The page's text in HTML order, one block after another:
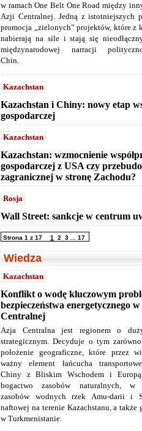
w ramach One Belt One Road między
Azji Centralnej. Jedną z istotniejszych
promocja „zielonych” projektów, które z
nabierają na sile i stają się
międzynarodowej narracji polityczno-
Chin.
Kazachstan
Kazachstan i Chiny: nowy etap
gospodarczej
Kazachstan
Kazachstan: wzmocnienie
gospodarczej z USA czy
zagranicznej w stronę Zachodu?
Rosja
Wall Street: sankcje w centrum
Strona 1 z 17 1 2 3 17
Wiedza
Kazachstan
Konflikt o wodę kluczowym
bezpieczeństwa energetycznego
Centralnej
Azja Centralna jest regionem o
strategicznym. Decyduje o tym
położenie geograficzne, które przez
ważny element łańcucha
Chiny z Bliskim Wschodem i
bogactwo zasobów naturalnych, w
zasobów wodnych rzek Amu-darii i
naftowej na terenie Kazachstanu, a także
w Turkmenistanie.